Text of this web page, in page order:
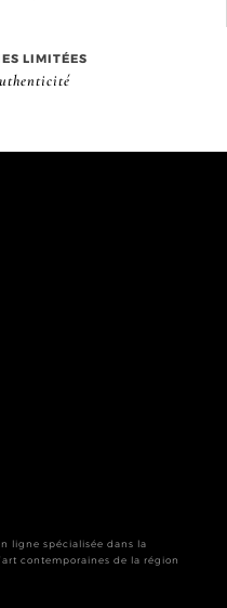
LIMITÉES
ligne spécialisée dans la
contemporaines de la région